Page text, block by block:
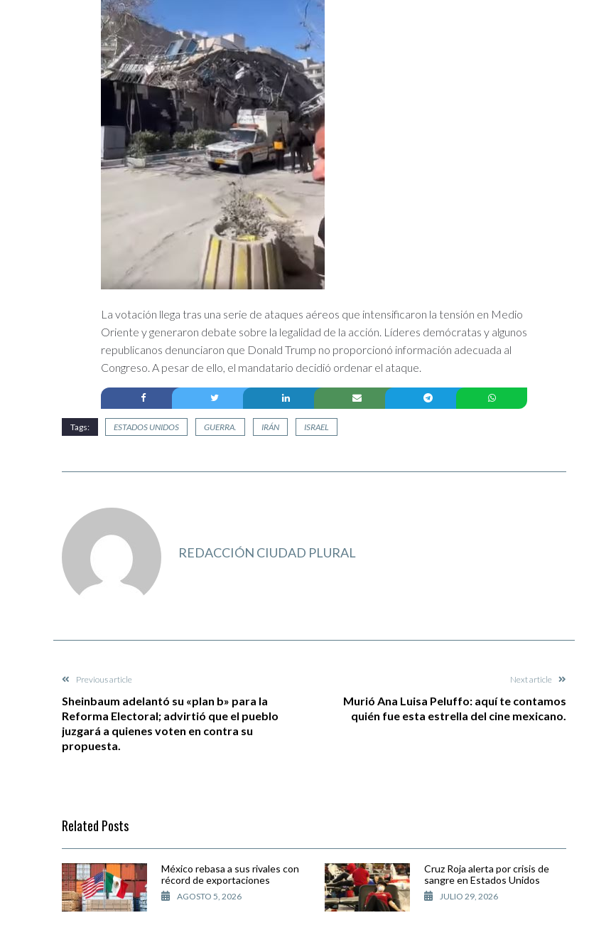
La votación llega tras una serie de ataques aéreos que intensificaron la tensión en Medio
Oriente y generaron debate sobre la legalidad de la acción. Líderes demócratas y algunos
republicanos denunciaron que Donald Trump no proporcionó información adecuada al
Congreso. A pesar de ello, el mandatario decidió ordenar el ataque.
Tags: ESTADOS UNIDOS GUERRA. IRÁN ISRAEL
REDACCIÓN CIUDAD PLURAL
Previous article
Sheinbaum adelantó su «plan b» para la
Reforma Electoral; advirtió que el pueblo
juzgará a quienes voten en contra su
propuesta.
Next article
Murió Ana Luisa Peluffo: aquí te contamos
quién fue esta estrella del cine mexicano.
Related Posts
México rebasa a sus rivales con
récord de exportaciones
AGOSTO 5, 2026
Cruz Roja alerta por crisis de
sangre en Estados Unidos
JULIO 29, 2026